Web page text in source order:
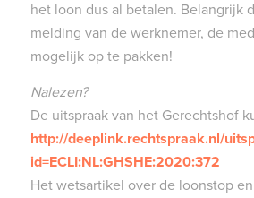
het loon dus al betalen. Belangrijk
melding van de werknemer, de
mogelijk op te pakken!
Nalezen?
De uitspraak van het Gerechtshof
http://deeplink.rechtspraak.nl/
id=ECLI:NL:GHSHE:2020:372
Het wetsartikel over de loonstop